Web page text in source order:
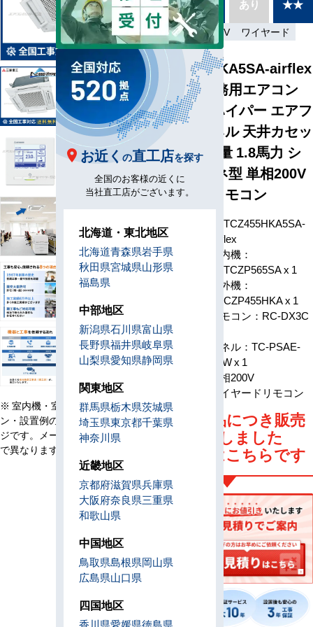
※ 室内機・室外機・リモコ
ン・設置例の画像はイメー
ジです。メーカー、機種等
で異なります。
種
別あり あり ★★
省エネ 単相200V ワイヤード
FDTCZ455HKA5SA-airflex
三菱重工 業務用エアコン
エクシードハイパー エアフ
レックスパネル 天井カセッ
ト4方向小容量 1.8馬力 シ
ングル 省エネ型 単相200V
ワイヤードリモコン
型番
FDTCZ455HKA5SA-
airflex
室内機：
FDTCZP565SA x 1
室外機：
FDCZP455HKA x 1
リモコン：RC-DX3C
パネル：TC-PSAE-
5BW x 1
単相200V
ワイヤードリモコン
旧型番商品につき販売
は終了しました
後継機種はこちらです
お近く の直工店を探す
全国のお客様の近くに
当社直工店がございます。
北海道・東北地区
北海道青森県岩手県
秋田県宮城県山形県
福島県
中部地区
新潟県石川県富山県
長野県福井県岐阜県
山梨県愛知県静岡県
関東地区
群馬県栃木県茨城県
埼玉県東京都千葉県
神奈川県
近畿地区
京都府滋賀県兵庫県
大阪府奈良県三重県
和歌山県
中国地区
鳥取県島根県岡山県
広島県山口県
四国地区
香川県愛媛県徳島県